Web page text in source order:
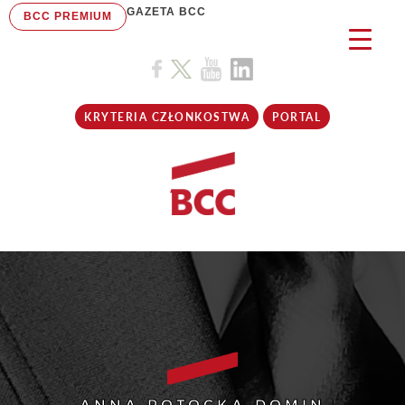
BCC PREMIUM GAZETA BCC
KRYTERIA CZŁONKOSTWA PORTAL